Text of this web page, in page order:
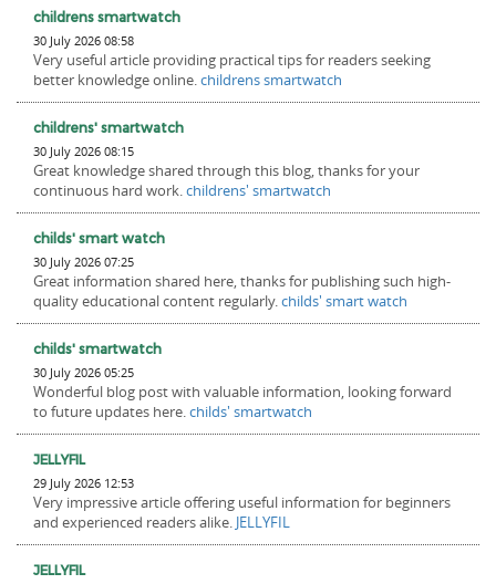
childrens smartwatch
30 July 2026 08:58
Very useful article providing practical tips for readers seeking
better knowledge online.childrens smartwatch
childrens' smartwatch
30 July 2026 08:15
Great knowledge shared through this blog, thanks for your
continuous hard work.childrens' smartwatch
childs' smart watch
30 July 2026 07:25
Great information shared here, thanks for publishing such high-
quality educational content regularly.childs' smart watch
childs' smartwatch
30 July 2026 05:25
Wonderful blog post with valuable information, looking forward
to future updates here.childs' smartwatch
JELLYFIL
29 July 2026 12:53
Very impressive article offering useful information for beginners
and experienced readers alike. JELLYFIL
JELLYFIL